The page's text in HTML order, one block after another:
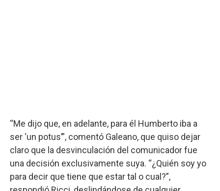
“Me dijo que, en adelante, para él Humberto iba a
ser ‘un potus’”, comentó Galeano, que quiso dejar
claro que la desvinculación del comunicador fue
una decisión exclusivamente suya. “¿Quién soy yo
para decir que tiene que estar tal o cual?”,